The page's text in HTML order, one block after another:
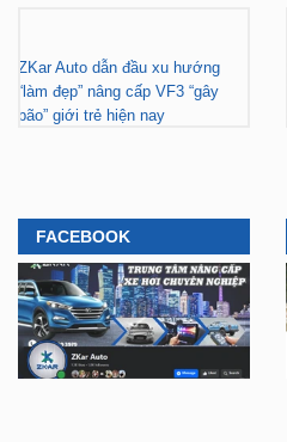
ZKar Auto dẫn đầu xu hướng
“làm đẹp” nâng cấp VF3 “gây
bão” giới trẻ hiện nay
FACEBOOK